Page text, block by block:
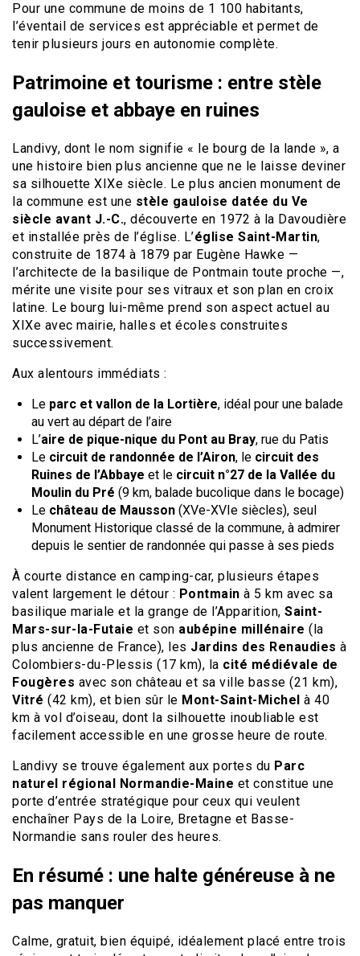
Pour une commune de moins de 1 100 habitants,
l’éventail de services est appréciable et permet de
tenir plusieurs jours en autonomie complète.
Patrimoine et tourisme : entre stèle
gauloise et abbaye en ruines
Landivy, dont le nom signifie « le bourg de la lande », a
une histoire bien plus ancienne que ne le laisse deviner
sa silhouette XIXe siècle. Le plus ancien monument de
la commune est une stèle gauloise datée du Ve
siècle avant J.-C., découverte en 1972 à la Davoudière
et installée près de l’église. L’église Saint-Martin,
construite de 1874 à 1879 par Eugène Hawke —
l’architecte de la basilique de Pontmain toute proche —,
mérite une visite pour ses vitraux et son plan en croix
latine. Le bourg lui-même prend son aspect actuel au
XIXe avec mairie, halles et écoles construites
successivement.
Aux alentours immédiats :
Le parc et vallon de la Lortière, idéal pour une balade
au vert au départ de l’aire
L’aire de pique-nique du Pont au Bray, rue du Patis
Le circuit de randonnée de l’Airon, le circuit des
Ruines de l’Abbaye et le circuit n°27 de la Vallée du
Moulin du Pré (9 km, balade bucolique dans le bocage)
Le château de Mausson (XVe-XVIe siècles), seul
Monument Historique classé de la commune, à admirer
depuis le sentier de randonnée qui passe à ses pieds
À courte distance en camping-car, plusieurs étapes
valent largement le détour : Pontmain à 5 km avec sa
basilique mariale et la grange de l’Apparition, Saint-
Mars-sur-la-Futaie et son aubépine millénaire (la
plus ancienne de France), les Jardins des Renaudies à
Colombiers-du-Plessis (17 km), la cité médiévale de
Fougères avec son château et sa ville basse (21 km),
Vitré (42 km), et bien sûr le Mont-Saint-Michel à 40
km à vol d’oiseau, dont la silhouette inoubliable est
facilement accessible en une grosse heure de route.
Landivy se trouve également aux portes du Parc
naturel régional Normandie-Maine et constitue une
porte d’entrée stratégique pour ceux qui veulent
enchaîner Pays de la Loire, Bretagne et Basse-
Normandie sans rouler des heures.
En résumé : une halte généreuse à ne
pas manquer
Calme, gratuit, bien équipé, idéalement placé entre trois